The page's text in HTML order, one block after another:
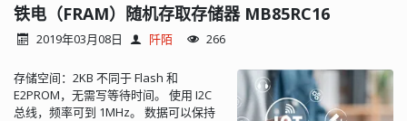
的写与读速度是相同的，所以无需在写
的时候额外添加等待时间。 8KB 存储空
间的有效地址为 13 位。 随机读： 写字
的存储区，没有划分为若干页。当地址
空间溢出时回回滚到 000H 继续增长...
铁电（FRAM）随机存取存储器 MB85RC16
2019年03月08日 阡陌 266
存储空间：2KB 不同于 Flash 和
E2PROM，无需写等待时间。 使用 I2C
总线，频率可到 1MHz。 数据可以保持